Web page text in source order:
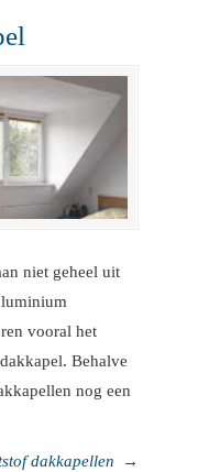
niet geheel uit
vooral het
Behalve
nog een
dakkapellen →